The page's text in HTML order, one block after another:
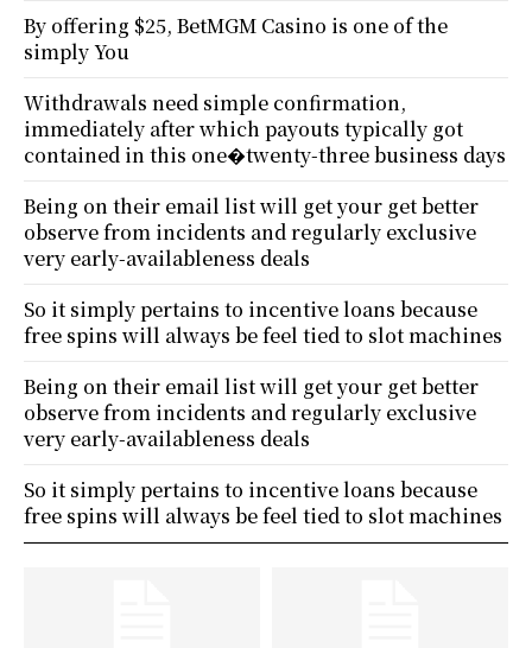
By offering $25, BetMGM Casino is one of the
simply You
Withdrawals need simple confirmation,
immediately after which payouts typically got
contained in this one�twenty-three business days
Being on their email list will get your get better
observe from incidents and regularly exclusive
very early-availableness deals
So it simply pertains to incentive loans because
free spins will always be feel tied to slot machines
Being on their email list will get your get better
observe from incidents and regularly exclusive
very early-availableness deals
So it simply pertains to incentive loans because
free spins will always be feel tied to slot machines